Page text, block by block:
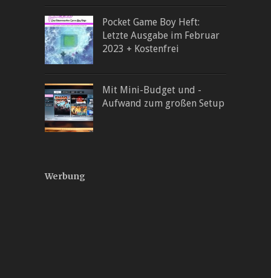
Pocket Game Boy Heft:
Letzte Ausgabe im Februar
2023 + Kostenfrei
Mit Mini-Budget und -
Aufwand zum großen Setup
Werbung